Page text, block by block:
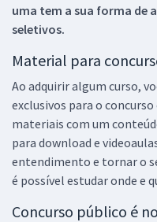
uma tem a sua forma de
seletivos.
Material para
Ao adquirir algum curso,
exclusivos para o
materiais com um
para download e
entendimento e tornar o
é possível estudar onde e
Concurso público é